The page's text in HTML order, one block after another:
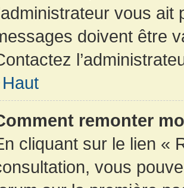
vous
doivent être
Haut
remonter
cliquant sur le lien «
vous